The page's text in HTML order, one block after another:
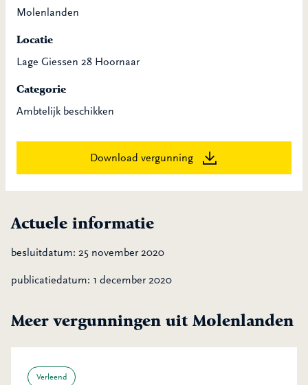
Molenlanden
Locatie
Lage Giessen 28 Hoornaar
Categorie
Ambtelijk beschikken
Download vergunning
Actuele informatie
besluitdatum: 25 november 2020
publicatiedatum: 1 december 2020
Meer vergunningen uit Molenlanden
Verleend